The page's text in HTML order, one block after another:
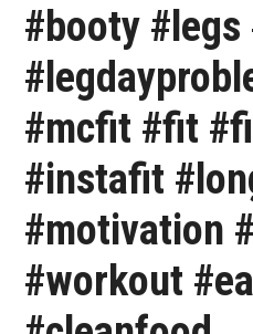
IMPRESSUM
#booty #legs
#mcfit #fit
#instafit
#motivation
#workout